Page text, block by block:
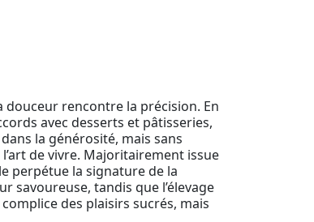
rencontre la précision. En
avec desserts et pâtisseries,
la générosité, mais sans
de vivre. Majoritairement issue
perpétue la signature de la
savoureuse, tandis que l’élevage
des plaisirs sucrés, mais